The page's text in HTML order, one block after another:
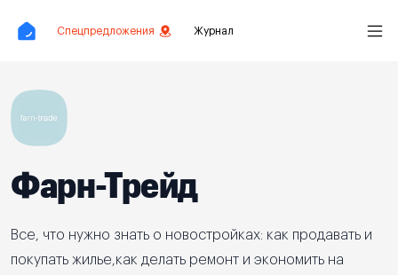
Спецпредложения Журнал
Фарн-Трейд
Все, что нужно знать о новостройках: как продавать и
покупать жилье,как делать ремонт и экономить на